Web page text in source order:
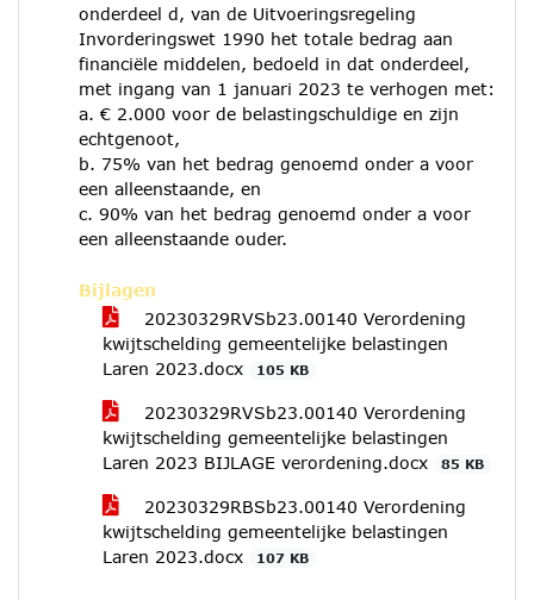
onderdeel d, van de Uitvoeringsregeling
Invorderingswet 1990 het totale bedrag aan
financiële middelen, bedoeld in dat onderdeel,
met ingang van 1 januari 2023 te verhogen met:
a. € 2.000 voor de belastingschuldige en zijn
echtgenoot,
b. 75% van het bedrag genoemd onder a voor
een alleenstaande, en
c. 90% van het bedrag genoemd onder a voor
een alleenstaande ouder.
Bijlagen
20230329RVSb23.00140 Verordening
kwijtschelding gemeentelijke belastingen
Laren 2023.docx
105 KB
20230329RVSb23.00140 Verordening
kwijtschelding gemeentelijke belastingen
Laren 2023 BIJLAGE verordening.docx
85 KB
20230329RBSb23.00140 Verordening
kwijtschelding gemeentelijke belastingen
Laren 2023.docx
107 KB